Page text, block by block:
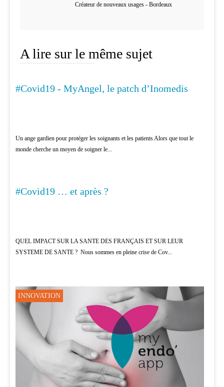
Créateur de nouveaux usages - Bordeaux
A lire sur le même sujet
MÉDECINE
#Covid19 - MyAngel, le patch d’Inomedis
Un ange gardien pour protéger les soignants et les patients Alors que tout le
monde cherche un moyen de soigner le...
MÉDECINE
#Covid19 … et après ?
QUEL IMPACT SUR LA SANTE DES FRANÇAIS ET SUR LEUR
SYSTEME DE SANTE ? Nous sommes en pleine crise de Cov...
INNOVATION